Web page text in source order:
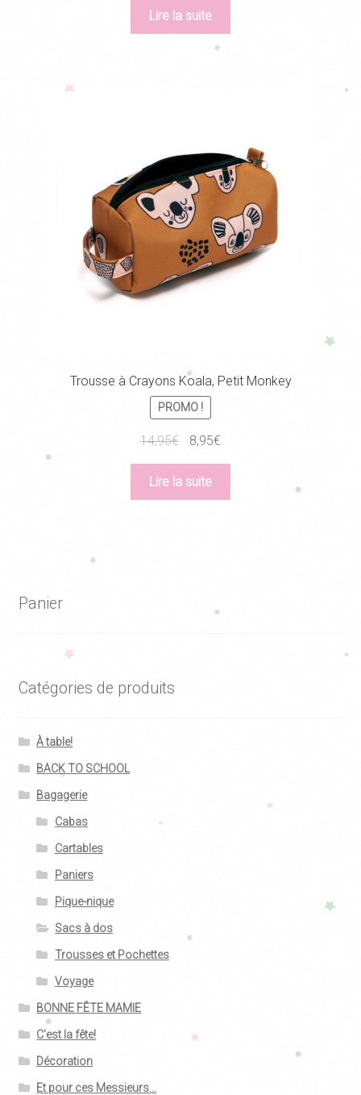
Lire la suite
Trousse à Crayons Koala, Petit Monkey
PROMO !
14,95€
Le
prix
initial
était :
8,95€
prix
est :
Lire la suite
Panier
Catégories de produits
À table!
BACK TO SCHOOL
Bagagerie
Cabas
Cartables
Paniers
Pique-nique
Sacs à dos
Trousses et Pochettes
Voyage
BONNE FÊTE MAMIE
C'est la fête!
Décoration
Et pour ces Messieurs...